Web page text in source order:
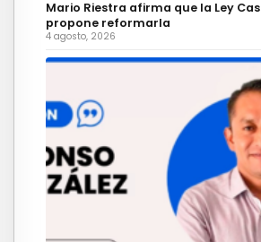
Mario Riestra afirma que la Ley
propone reformarla
4 agosto, 2026